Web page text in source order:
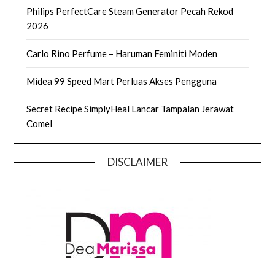
Philips PerfectCare Steam Generator Pecah Rekod
2026
Carlo Rino Perfume – Haruman Feminiti Moden
Midea 99 Speed Mart Perluas Akses Pengguna
Secret Recipe SimplyHeal Lancar Tampalan Jerawat
Comel
DISCLAIMER